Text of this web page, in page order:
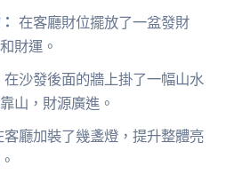
在客廳財位擺放了一盆發財
財運。
在沙發後面的牆上掛了一幅山水
山，財源廣進。
客廳加裝了幾盞燈，提升整體亮